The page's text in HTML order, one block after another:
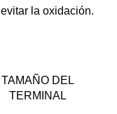
la oxidación.
TAMAÑO DEL
TERMINAL